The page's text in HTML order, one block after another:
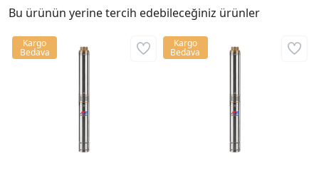
Bu ürünün yerine tercih edebileceğiniz ürünler
Kargo
Bedava
Kargo
Bedava